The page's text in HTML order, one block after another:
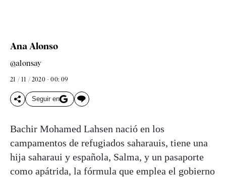
Ana Alonso
@alonsay
21 / 11 / 2020 - 00: 09
Seguir en
Bachir Mohamed Lahsen nació en los
campamentos de refugiados saharauis, tiene una
hija saharaui y española, Salma, y un pasaporte
como apátrida, la fórmula que emplea el gobierno